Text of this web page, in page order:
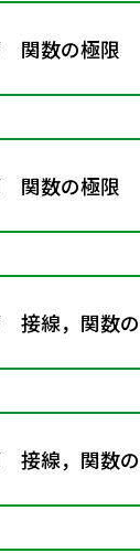
関数の極限
関数の極限
接線，関数
接線，関数